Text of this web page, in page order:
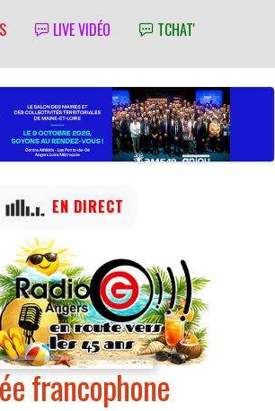
LIVE VIDÉO TCHAT'
EN DIRECT
francophone